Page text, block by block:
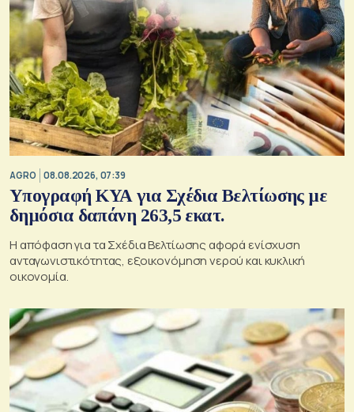
AGRO 08.08.2026, 07:39
Υπογραφή ΚΥΑ για Σχέδια Βελτίωσης με
δημόσια δαπάνη 263,5 εκατ.
Η απόφαση για τα Σχέδια Βελτίωσης αφορά ενίσχυση
ανταγωνιστικότητας, εξοικονόμηση νερού και κυκλική
οικονομία.